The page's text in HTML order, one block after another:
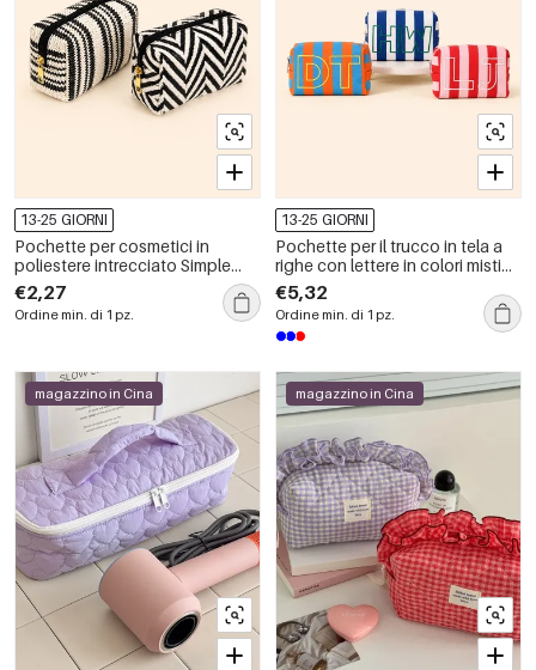
13-25 GIORNI
Pochette per cosmetici in
poliestere intrecciato Simple
Series Daily Stripe
€2,27
Ordine min. di 1 pz.
13-25 GIORNI
Pochette per il trucco in tela a
righe con lettere in colori misti
della serie Simple.
€5,32
Ordine min. di 1 pz.
magazzino in Cina magazzino in Cina